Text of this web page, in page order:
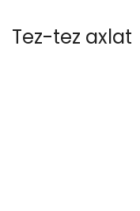
Tez-tez axlat